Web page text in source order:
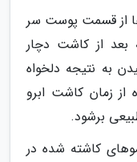
از قسمت پوست سر
تا حدود 3 هفته بعد از کاشت دچار
به نتیجه دلخواه
زمان کاشت ابرو
برشود.
کاشته شده در